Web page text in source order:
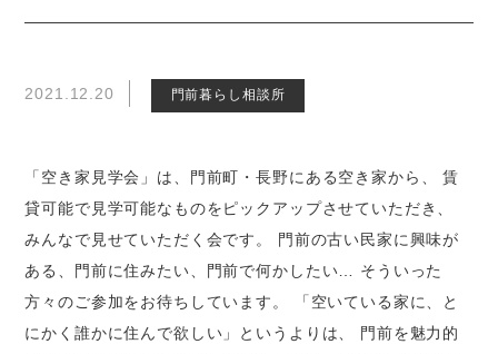
2021.12.20 門前暮らし相談所
「空き家見学会」は、門前町・長野にある空き家から、 賃
貸可能で見学可能なものをピックアップさせていただき、
みんなで見せていただく会です。 門前の古い民家に興味が
ある、門前に住みたい、門前で何かしたい… そういった
方々のご参加をお待ちしています。 「空いている家に、と
にかく誰かに住んで欲しい」というよりは、 門前を魅力的